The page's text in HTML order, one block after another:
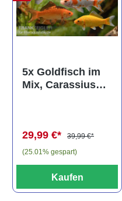
5x Goldfisch im
Mix, Carassius
29,99 €*
39,99 €*
(25.01% gespart)
Kaufen